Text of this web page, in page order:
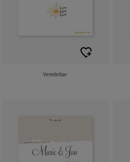
Veredelbar